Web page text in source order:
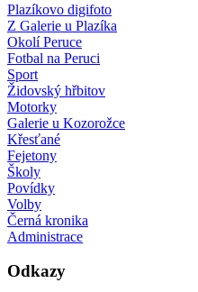
Plazíkovo digifoto
Z Galerie u Plazíka
Okolí Peruce
Fotbal na Peruci
Sport
Židovský hřbitov
Motorky
Galerie u Kozorožce
Křesťané
Fejetony
Školy
Povídky
Volby
Černá kronika
Administrace
Odkazy